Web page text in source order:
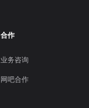
合作
业务咨询
网吧合作